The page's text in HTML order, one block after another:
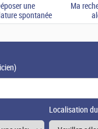
une
spontanée
Ma
Localisation